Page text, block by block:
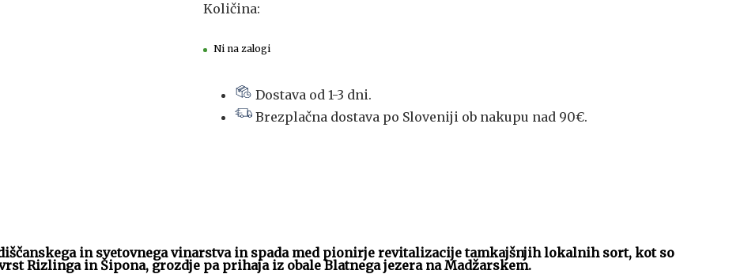
Količina:
Ni na zalogi
Dostava od 1-3 dni.
Brezplačna dostava po Sloveniji ob nakupu nad 90€.
in svetovnega vinarstva in spada med pionirje revitalizacije tamkajšnjih lokalnih sort, kot so
Rizlinga in Šipona, grozdje pa prihaja iz obale Blatnega jezera na Madžarskem.